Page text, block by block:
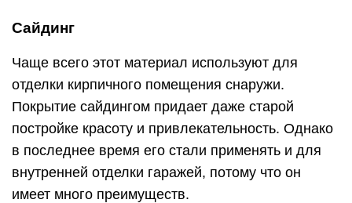
Сайдинг
Чаще всего этот материал используют для
отделки кирпичного помещения снаружи.
Покрытие сайдингом придает даже старой
постройке красоту и привлекательность. Однако
в последнее время его стали применять и для
внутренней отделки гаражей, потому что он
имеет много преимуществ.